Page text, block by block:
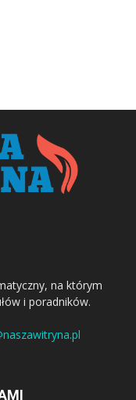
na którym
i poradników.